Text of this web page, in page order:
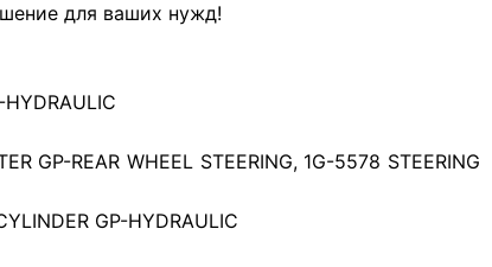
для ваших нужд!
GP-REAR WHEEL STEERING, 1G-5578 STEERING
GP-HYDRAULIC